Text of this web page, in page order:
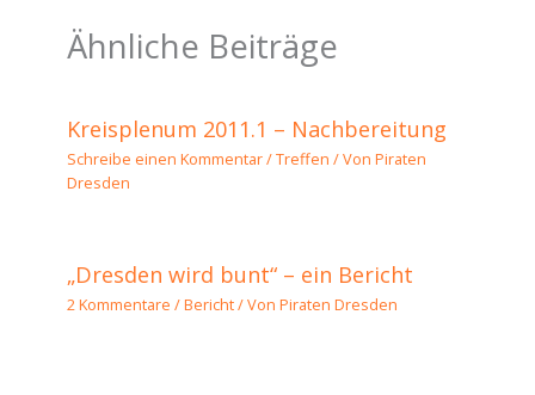
Ähnliche Beiträge
Kreisplenum 2011.1 – Nachbereitung
Schreibe einen Kommentar/Treffen / VonPiraten
Dresden
„Dresden wird bunt“ – ein Bericht
2 Kommentare /Bericht/ VonPiraten Dresden